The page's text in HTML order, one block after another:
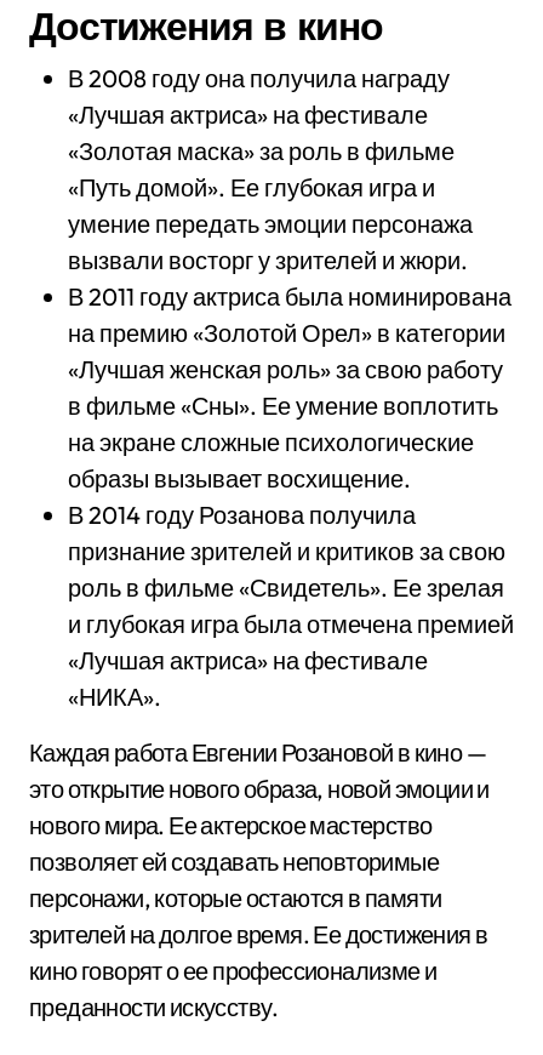
Достижения в кино
В 2008 году она получила награду
«Лучшая актриса» на фестивале
«Золотая маска» за роль в фильме
«Путь домой». Ее глубокая игра и
умение передать эмоции персонажа
вызвали восторг у зрителей и жюри.
В 2011 году актриса была номинирована
на премию «Золотой Орел» в категории
«Лучшая женская роль» за свою работу
в фильме «Сны». Ее умение воплотить
на экране сложные психологические
образы вызывает восхищение.
В 2014 году Розанова получила
признание зрителей и критиков за свою
роль в фильме «Свидетель». Ее зрелая
и глубокая игра была отмечена премией
«Лучшая актриса» на фестивале
«НИКА».
Каждая работа Евгении Розановой в кино —
это открытие нового образа, новой эмоции и
нового мира. Ее актерское мастерство
позволяет ей создавать неповторимые
персонажи, которые остаются в памяти
зрителей на долгое время. Ее достижения в
кино говорят о ее профессионализме и
преданности искусству.